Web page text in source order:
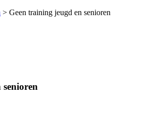
> Geen training jeugd en senioren